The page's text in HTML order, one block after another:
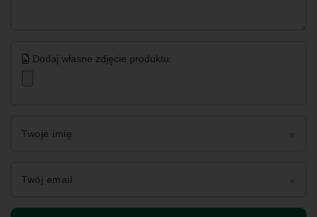
Dodaj własne zdjęcie produktu:
Twoje imię
Twój email